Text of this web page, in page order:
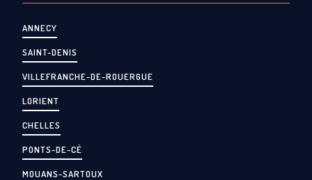
ANNECY
SAINT-DENIS
VILLEFRANCHE-DE-ROUERGUE
LORIENT
CHELLES
PONTS-DE-CÉ
MOUANS-SARTOUX